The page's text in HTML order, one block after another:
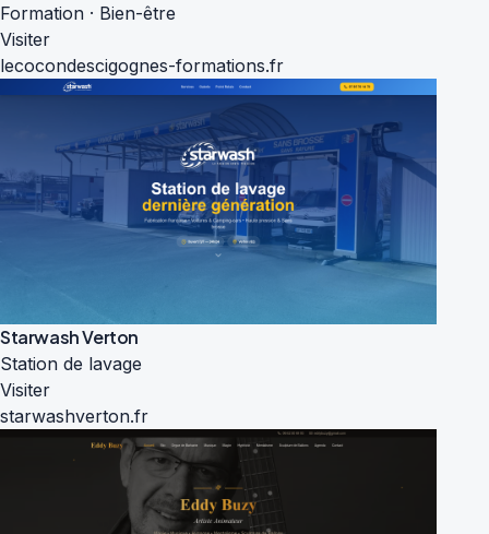
Formation · Bien-être
Visiter
lecocondescigognes-formations.fr
Starwash Verton
Station de lavage
Visiter
starwashverton.fr